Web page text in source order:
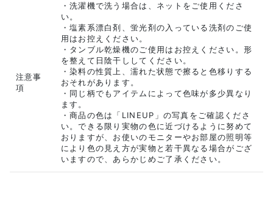
注意事
項
・洗濯機で洗う場合は、ネットをご使用くださ
い。
・塩素系漂白剤、蛍光剤の入っている洗剤のご使
用はお控えください。
・タンブル乾燥機のご使用はお控えください。形
を整えて日陰干ししてください。
・染料の性質上、濡れた状態で擦ると色移りする
おそれがあります。
・同じ柄でもアイテムによって色味が多少異なり
ます。
・商品の色は「LINEUP」の写真をご確認くださ
い。できる限り実物の色に近づけるように努めて
おりますが、お使いのモニターやお部屋の照明等
により色の見え方が実物と若干異なる場合がござ
いますので、あらかじめご了承ください。